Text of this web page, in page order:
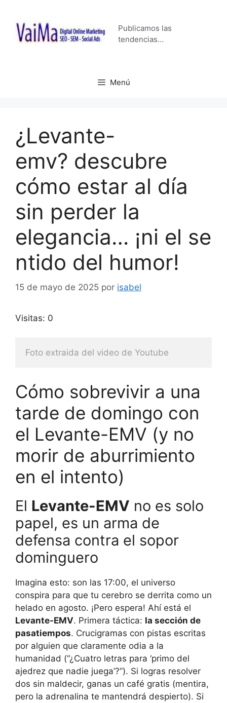
contenido
Publicamos las
tendencias…
Menú
¿Levante-
emv? descubre
cómo estar al día
sin perder la
elegancia… ¡ni el se
ntido del humor!
15 de mayo de 2025 por isabel
Visitas: 0
Foto extraida del video de Youtube
Cómo sobrevivir a una
tarde de domingo con
el Levante-EMV (y no
morir de aburrimiento
en el intento)
El Levante-EMV no es solo
papel, es un arma de
defensa contra el sopor
dominguero
Imagina esto: son las 17:00, el universo
conspira para que tu cerebro se derrita como un
helado en agosto. ¡Pero espera! Ahí está el
Levante-EMV. Primera táctica: la sección de
pasatiempos. Crucigramas con pistas escritas
por alguien que claramente odia a la
humanidad (“¿Cuatro letras para ‘primo del
ajedrez que nadie juega’?”). Si logras resolver
dos sin maldecir, ganas un café gratis (mentira,
pero la adrenalina te mantendrá despierto). Si